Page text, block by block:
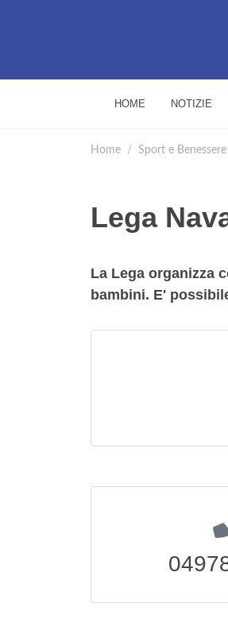
HOME NOTIZIE
Home Sport e Benessere
Lega
La Lega organizza
bambini. E'